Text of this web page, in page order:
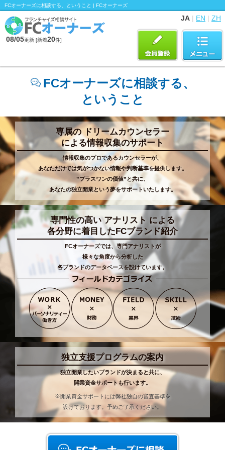
FCオーナーズに相談する、ということ | FCオーナーズ
08/05更新 [新着20件]
JA | EN | ZH
FCオーナーズに相談する、
ということ
専属の ドリームカウンセラー
による情報収集のサポート
情報収集のプロであるカウンセラーが、
あなただけでは気がつかない情報や判断基準を提供します。
”プラスワンの価値”と共に、
あなたの独立開業という夢をサポートいたします。
専門性の高い アナリスト による
各分野に着目したFCブランド紹介
FCオーナーズでは、専門アナリストが
様々な角度から分析した
各ブランドのデータベースを設けています。
独立支援プログラムの案内
独立開業したいブランドが決まると共に、
開業資金サポートも行います。
※開業資金サポートには弊社独自の審査基準を
設けております。予めご了承ください。